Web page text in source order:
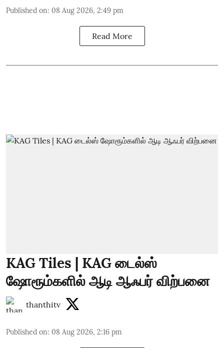
Published on: 08 Aug 2026, 2:49 pm
Read More
KAG Tiles | KAG டைல்ஸ்
ஷோரூம்களில் ஆடி ஆஃபர் விற்பனை
thanthitv
Published on: 08 Aug 2026, 2:16 pm